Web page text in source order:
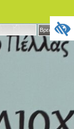
Βρες το »